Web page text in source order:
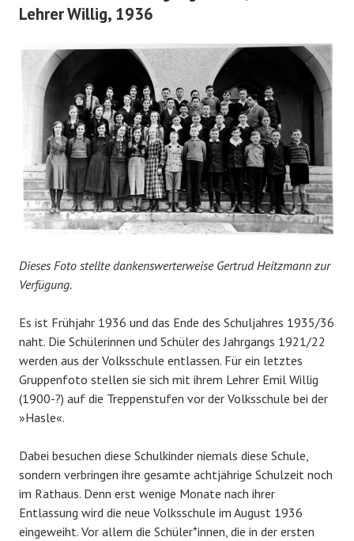
Lehrer Willig, 1936
Dieses Foto stellte dankenswerterweise Gertrud Heitzmann zur
Verfügung.
Es ist Frühjahr 1936 und das Ende des Schuljahres 1935/36
naht. Die Schülerinnen und Schüler des Jahrgangs 1921/22
werden aus der Volksschule entlassen. Für ein letztes
Gruppenfoto stellen sie sich mit ihrem Lehrer Emil Willig
(1900-?) auf die Treppenstufen vor der Volksschule bei der
»Hasle«.
Dabei besuchen diese Schulkinder niemals diese Schule,
sondern verbringen ihre gesamte achtjährige Schulzeit noch
im Rathaus. Denn erst wenige Monate nach ihrer
Entlassung wird die neue Volksschule im August 1936
eingeweiht. Vor allem die Schüler*innen, die in der ersten